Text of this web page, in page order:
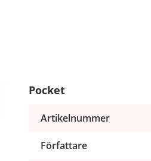
Pocket
Artikelnummer
Författare